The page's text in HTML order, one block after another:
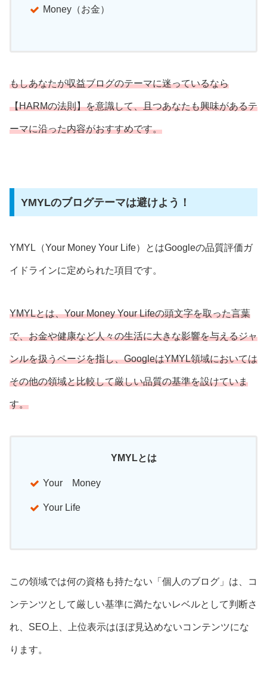
Money（お金）
もしあなたが収益ブログのテーマに迷っているなら
【HARMの法則】を意識して、且つあなたも興味があるテ
ーマに沿った内容がおすすめです。
YMYLのブログテーマは避けよう！
YMYL（Your Money Your Life）とはGoogleの品質評価ガ
イドラインに定められた項目です。
YMYLとは、Your Money Your Lifeの頭文字を取った言葉
で、お金や健康など人々の生活に大きな影響を与えるジャ
ンルを扱うページを指し、GoogleはYMYL領域においては
その他の領域と比較して厳しい品質の基準を設けていま
す。
YMYLとは
Your Money
Your Life
この領域では何の資格も持たない「個人のブログ」は、コ
ンテンツとして厳しい基準に満たないレベルとして判断さ
れ、SEO上、上位表示はほぼ見込めないコンテンツにな
ります。